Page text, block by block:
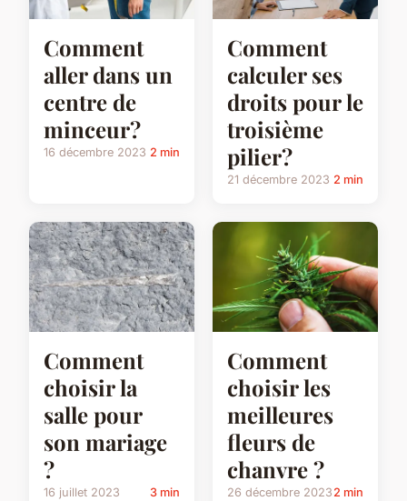
Comment
aller dans un
centre de
minceur?
16 décembre 2023 2 min
Comment
calculer ses
droits pour le
troisième
pilier?
21 décembre 2023 2 min
Comment
choisir la
salle pour
son mariage
?
16 juillet 2023 3 min
Comment
choisir les
meilleures
fleurs de
chanvre ?
26 décembre 2023 2 min